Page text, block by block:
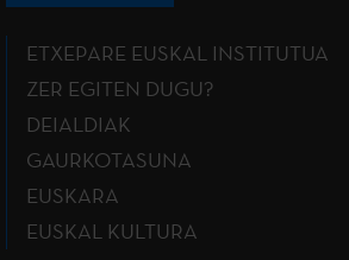
ETXEPARE EUSKAL INSTITUTUA
ZER EGITEN DUGU?
DEIALDIAK
GAURKOTASUNA
EUSKARA
EUSKAL KULTURA